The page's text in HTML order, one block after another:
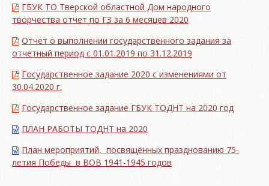
ГБУК ТО Тверской областной Дом народного
творчества отчет по ГЗ за 6 месяцев 2020
Отчет о выполнении государственного задания за
отчетный период с 01.01.2019 по 31.12.2019
Государственное задание 2020 с изменениями от
30.04.2020 г.
Государственное задание ГБУК ТОДНТ на 2020 год
ПЛАН РАБОТЫ ТОДНТ на 2020
План мероприятий, посвящённых празднованию 75-
летия Победы в ВОВ 1941-1945 годов